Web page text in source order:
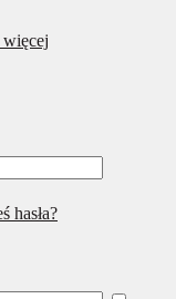
hasła?